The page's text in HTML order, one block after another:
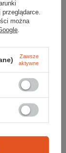
można
Zawsze
aktywne